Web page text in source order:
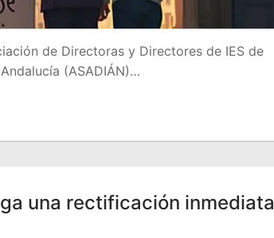
de Directoras y Directores de IES de
(ASADIÁN)…
una rectificación inmediata